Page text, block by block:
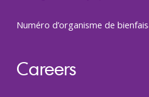
Numéro d’organisme de
Careers